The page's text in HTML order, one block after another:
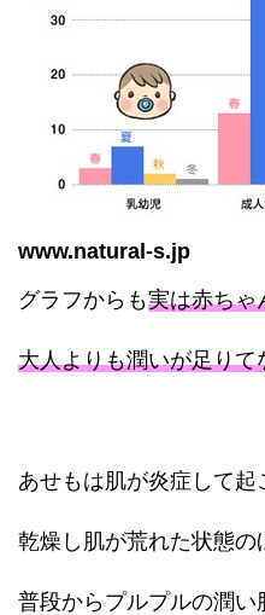
www.natural-s.jp
グラフからも実は赤ちゃ
大人よりも潤いが足りて
あせもは肌が炎症して起
乾燥し肌が荒れた状態の
普段からプルプルの潤い